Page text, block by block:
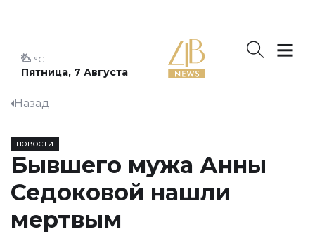
Пятница, 7 Августа
°C
Назад
НОВОСТИ
Бывшего мужа Анны
Седоковой нашли
мертвым